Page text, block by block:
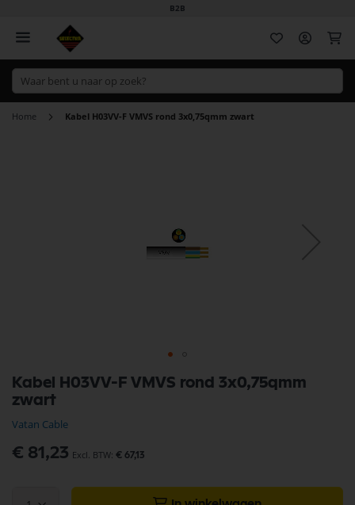
B2B
Home Kabel H03VV-F VMVS rond 3x0,75qmm zwart
Kabel H03VV-F VMVS rond 3x0,75qmm
zwart
Vatan Cable
€ 81,23 € 67,13
naar
het
van
de
afbeeldingen-